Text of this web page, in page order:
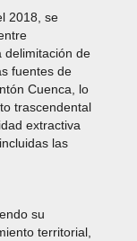
2018, se
delimitación de
fuentes de
Cuenca, lo
trascendental
extractiva
las
su
territorial,